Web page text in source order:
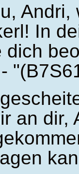
Andri,
In
dich
an dir,